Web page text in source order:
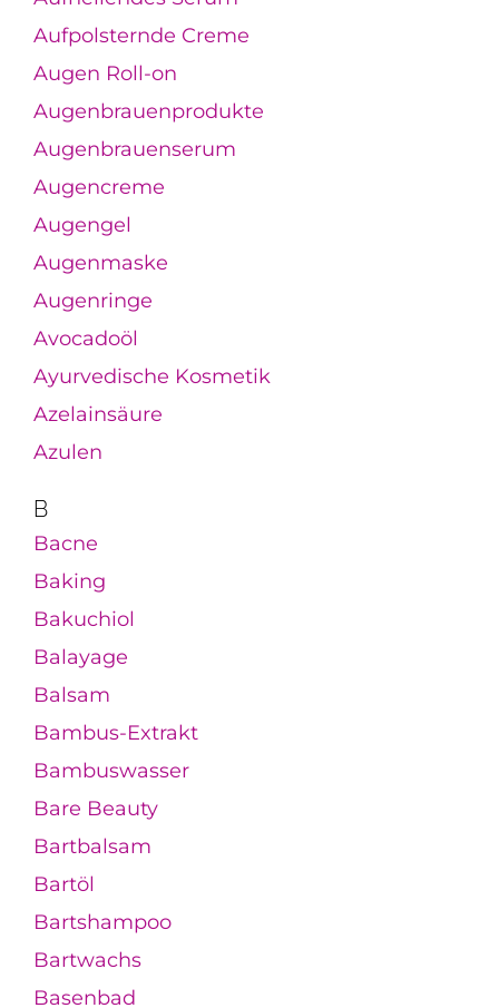
Aufpolsternde Creme
Augen Roll-on
Augenbrauenprodukte
Augenbrauenserum
Augencreme
Augengel
Augenmaske
Augenringe
Avocadoöl
Ayurvedische Kosmetik
Azelainsäure
Azulen
B
Bacne
Baking
Bakuchiol
Balayage
Balsam
Bambus-Extrakt
Bambuswasser
Bare Beauty
Bartbalsam
Bartöl
Bartshampoo
Bartwachs
Basenbad